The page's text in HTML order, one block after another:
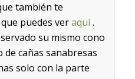
también te
puedes veraquí.
su mismo cono
cañas sanabresas
solo con la parte